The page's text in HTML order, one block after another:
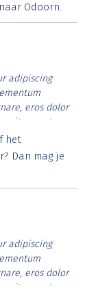
Odoorn.
adipiscing
eros dolor
vitae erat.
lorem
posuere.
het
Dan mag je
adipiscing
eros dolor
vitae erat.